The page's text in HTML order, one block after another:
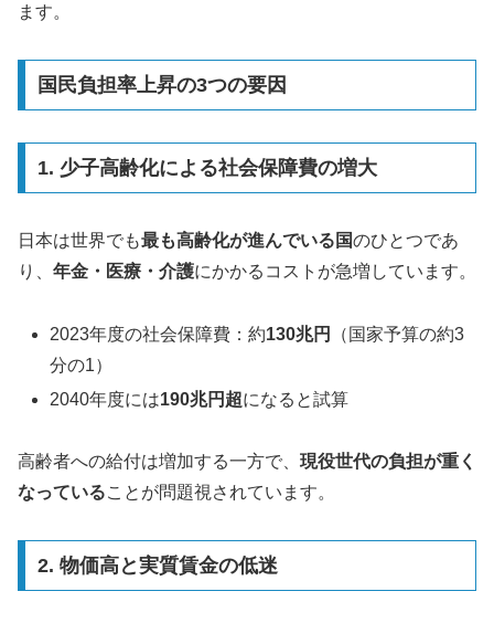
ます。
国民負担率上昇の3つの要因
1. 少子高齢化による社会保障費の増大
日本は世界でも最も高齢化が進んでいる国のひとつであ
り、 年金・医療・介護にかかるコストが急増しています。
2023年度の社会保障費：約130兆円
（国家予算の約3
分の1）
2040年度には190兆円超になると試算
高齢者への給付は増加する一方で、 現役世代の負担が重く
なっていることが問題視されています。
2. 物価高と実質賃金の低迷